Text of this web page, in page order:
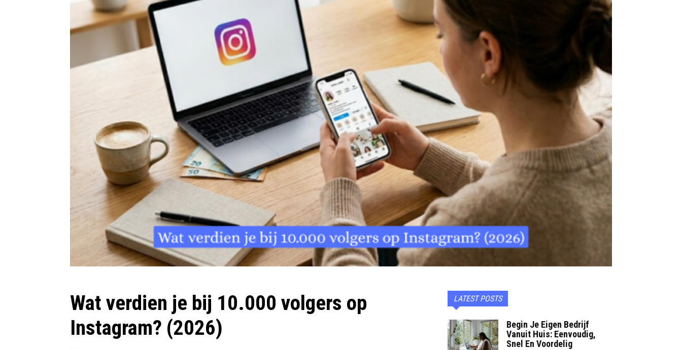
Wat verdien je bij 10.000 volgers op
Instagram? (2026)
LATEST POSTS
Begin Je Eigen Bedrijf
Vanuit Huis: Eenvoudig,
Snel En Voordelig